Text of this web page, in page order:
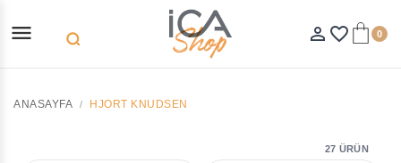
menu search person_outline favorite_border 0
ANASAYFA HJORT KNUDSEN
27 ÜRÜN